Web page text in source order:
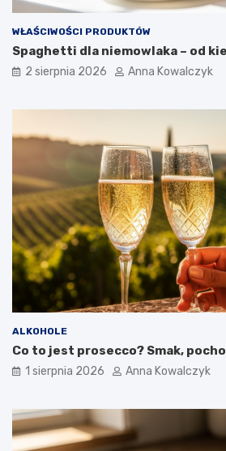
WŁAŚCIWOŚCI PRODUKTÓW
Spaghetti dla niemowlaka – od
2 sierpnia 2026 Anna Kowalczyk
ALKOHOLE
Co to jest prosecco? Smak,
1 sierpnia 2026 Anna Kowalczyk